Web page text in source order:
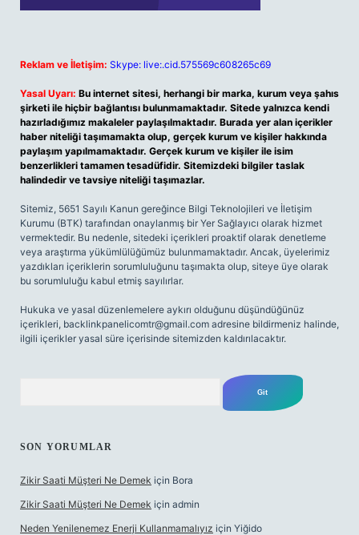
Reklam ve İletişim: Skype: live:.cid.575569c608265c69
Yasal Uyarı: Bu internet sitesi, herhangi bir marka, kurum veya şahıs
şirketi ile hiçbir bağlantısı bulunmamaktadır. Sitede yalnızca kendi
hazırladığımız makaleler paylaşılmaktadır. Burada yer alan içerikler
haber niteliği taşımamakta olup, gerçek kurum ve kişiler hakkında
paylaşım yapılmamaktadır. Gerçek kurum ve kişiler ile isim
benzerlikleri tamamen tesadüfidir. Sitemizdeki bilgiler taslak
halindedir ve tavsiye niteliği taşımazlar.
Sitemiz, 5651 Sayılı Kanun gereğince Bilgi Teknolojileri ve İletişim
Kurumu (BTK) tarafından onaylanmış bir Yer Sağlayıcı olarak hizmet
vermektedir. Bu nedenle, sitedeki içerikleri proaktif olarak denetleme
veya araştırma yükümlülüğümüz bulunmamaktadır. Ancak, üyelerimiz
yazdıkları içeriklerin sorumluluğunu taşımakta olup, siteye üye olarak
bu sorumluluğu kabul etmiş sayılırlar.
Hukuka ve yasal düzenlemelere aykırı olduğunu düşündüğünüz
içerikleri, backlinkpanelicomtr@gmail.com adresine bildirmeniz halinde,
ilgili içerikler yasal süre içerisinde sitemizden kaldırılacaktır.
SON YORUMLAR
Zikir Saati Müşteri Ne Demek için Bora
Zikir Saati Müşteri Ne Demek için admin
Neden Yenilenemez Enerji Kullanmamalıyız için Yiğido